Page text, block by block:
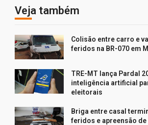
Veja também
Colisão entre carro e
feridos na BR-070 em
TRE-MT lança Pardal
inteligência artificial
eleitorais
Briga entre casal
feridos e apreensão de